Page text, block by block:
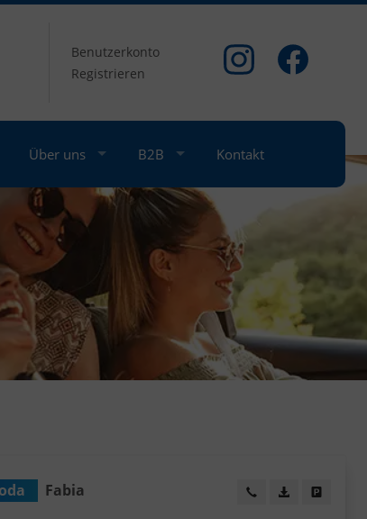
Benutzerkonto
Registrieren
Über uns B2B Kontakt
druckenFabia Wir rufen Sie an!
PDF-Datei,